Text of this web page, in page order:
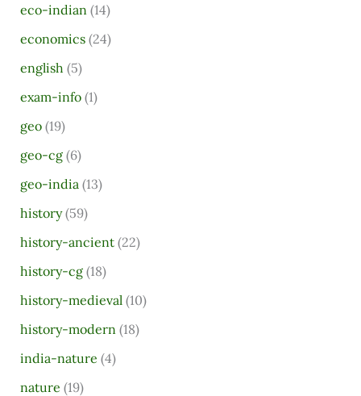
f
o
r
eco-indian (14)
economics(24)
english (5)
exam-info(1)
geo(19)
geo-cg(6)
geo-india (13)
history(59)
history-ancient(22)
history-cg(18)
history-medieval (10)
history-modern (18)
india-nature (4)
nature (19)